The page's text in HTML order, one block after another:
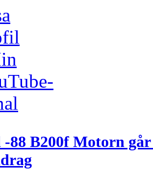
-88 B200f Motorn